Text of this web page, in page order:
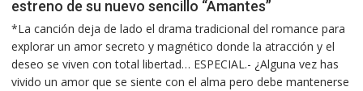
estreno de su nuevo sencillo “Amantes”
*La canción deja de lado el drama tradicional del romance para
explorar un amor secreto y magnético donde la atracción y el
deseo se viven con total libertad… ESPECIAL.- ¿Alguna vez has
vivido un amor que se siente con el alma pero debe mantenerse